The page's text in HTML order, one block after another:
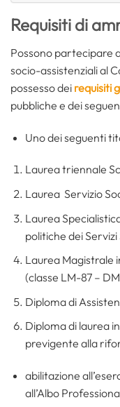
Requisiti di
Possono partecipare
socio-assistenziali al
possesso dei requisiti
pubbliche e dei
Uno dei seguenti
Laurea triennale
Laurea Servizio
Laurea
politiche dei Servizi
Laurea Magistrale
(classe LM-87 –
Diploma di
Diploma di laurea
previgente alla
abilitazione
all’Albo